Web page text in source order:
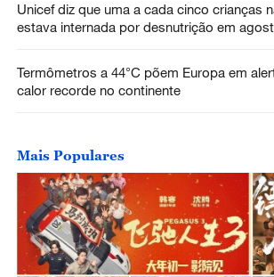
Unicef diz que uma a cada cinco crianças
estava internada por desnutrição em
Termômetros a 44°C põem Europa em
calor recorde no continente
Mais Populares